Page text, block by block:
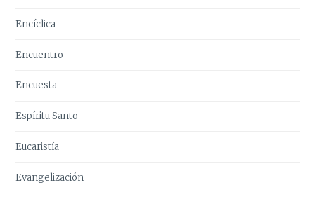
Encíclica
Encuentro
Encuesta
Espíritu Santo
Eucaristía
Evangelización